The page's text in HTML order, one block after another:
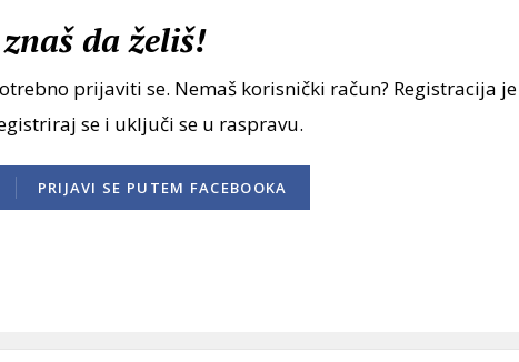
da želiš!
prijaviti se. Nemaš korisnički račun? Registracija je
se i uključi se u raspravu.
PRIJAVI SE PUTEM FACEBOOKA